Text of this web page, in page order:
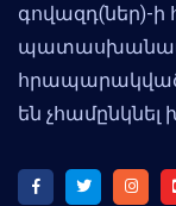
գովազդ(ներ)-ի
հրապարակված
են